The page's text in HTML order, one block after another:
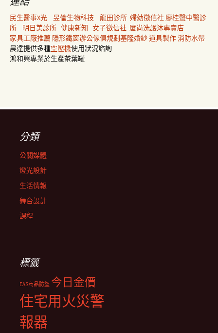
民生醫事X光 昱倫生物科技 龍田診所 婦幼徵信社 廖桂聲中醫診
所
明日美診所 健康新知 女子徵信社 麼尚洗護沐專賣店
家具工廠推薦 隱形鐵窗辦公傢俱規劃基隆婚紗道具製作消防水帶
晨達提供多種空壓機使用狀況諮詢
鴻和興專業於生產茶葉罐
分類
公關媒體
燈光設計
生活情報
舞台設計
課程
標籤
EAS商品防盜 今日金價
住宅用火災警
報器